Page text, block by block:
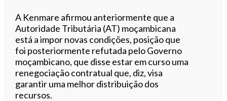
A Kenmare afirmou anteriormente que a
Autoridade Tributária (AT) moçambicana
está a impor novas condições, posição que
foi posteriormente refutada pelo Governo
moçambicano, que disse estar em curso uma
renegociação contratual que, diz, visa
garantir uma melhor distribuição dos
recursos.